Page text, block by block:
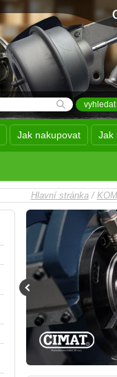
Jak nakupovat Jak
Hlavní stránka/